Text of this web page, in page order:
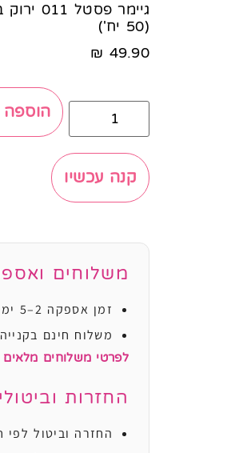
(50 יח')
49.90
₪
קנה עכשיו
משלוחים
זמן אספקה 2–5 ימי עסקים
משלוח חינם בקנייה
לפרטי משלוחים מלאים
החזרות
החזרה וביטול לפי